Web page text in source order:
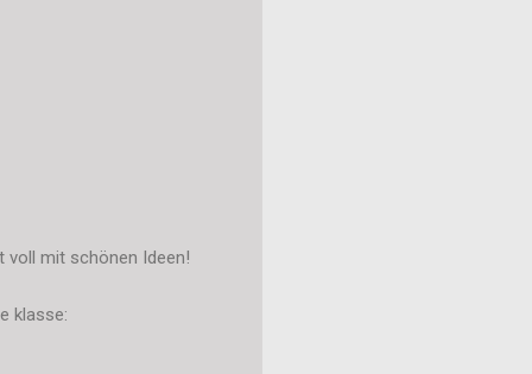
voll mit schönen Ideen!
klasse: